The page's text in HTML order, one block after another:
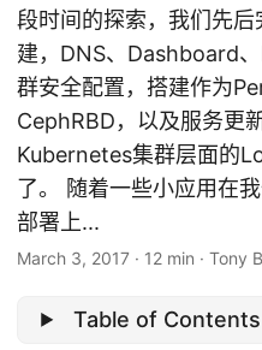
段时间的探索，我们先
建，DNS、Dashboard
群安全配置，搭建作为
CephRBD，以及服务更
Kubernetes集群层面的
了。 随着一些小应用在
部署上...
March 3, 2017 · 12 min · Tony
Table of Contents